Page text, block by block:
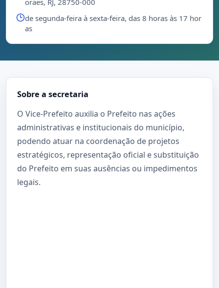
de segunda-feira à sexta-feira, das 8 horas às 17 hor
as
Sobre a secretaria
O Vice-Prefeito auxilia o Prefeito nas ações
administrativas e institucionais do município,
podendo atuar na coordenação de projetos
estratégicos, representação oficial e substituição
do Prefeito em suas ausências ou impedimentos
legais.